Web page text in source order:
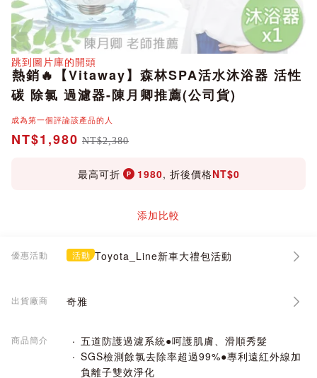
跳到圖片庫的開頭
分享
熱銷🔥【Vitaway】森林SPA活水沐浴器 活性
碳 除氯 過濾器-陳月卿推薦(公司貨)
成為第一個評論該產品的人
NT$1,980 NT$2,380
最高可折 1980, 折後價格NT$0
添加比較
優惠活動 活動 Toyota_Line新車大禮包活動
出貨廠商 奇雅
商品簡介
五道防護過濾系統●呵護肌膚、滑順秀髮
SGS檢測餘氯去除率超過99%●專利遠紅外線加
負離子雙效淨化